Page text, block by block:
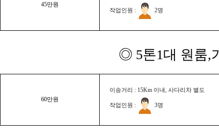
45만원
작업인원 : 2명
◎ 5톤1대 원룸,
60만원
이송거리 : 15Km 이내, 사다리차 별도
작업인원 : 3명